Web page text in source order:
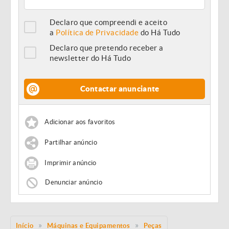
Declaro que compreendi e aceito
a Política de Privacidade do Há Tudo
Declaro que pretendo receber a
newsletter do Há Tudo
Contactar anunciante
Adicionar aos favoritos
Partilhar anúncio
Imprimir anúncio
Denunciar anúncio
Início Máquinas e Equipamentos Peças